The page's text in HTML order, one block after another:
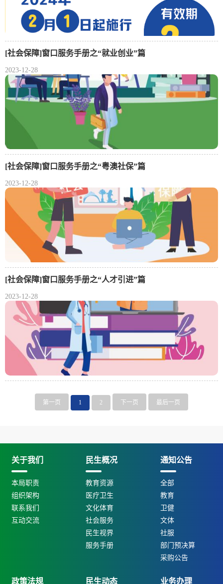
[社会保障]窗口服务手册之“就业创业”篇
2023-12-28
[社会保障]窗口服务手册之“粤澳社保”篇
2023-12-28
[社会保障]窗口服务手册之“人才引进”篇
2023-12-28
第一页 1 2 下一页 最后一页
关于我们
本局职责
组织架构
联系我们
互动交流
民生概况
教育资源
医疗卫生
文化体育
社会服务
民生视界
服务手册
通知公告
全部
教育
卫健
文体
社服
部门预决算
采购公告
政策法规 民生动态 业务办理